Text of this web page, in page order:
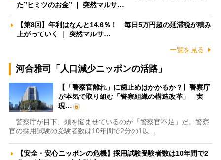
た”ヒミツのお金” ｜ 突然マルサ…
【第8回】年利はなんと14.6％！ 毎日5万円超の延滞税が積み
上がっていく ｜ 突然マルサ…
一覧を見る
河合雅司「人口減少ニッポンの活路」
【「警察官離れ」に歯止めはかかるか？】警察庁
が本気で取り組む「警察組織の構造改革」 実
現…
警察庁が目下、頭を悩ませているのが「警察官不足」だ。警察
官の採用試験の受験者数は10年間で2分の1以…
【安全・安心ニッポンの危機】採用試験受験者数は10年間で2